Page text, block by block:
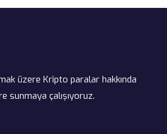
üzere Kripto paralar hakkında
sunmaya çalışıyoruz.